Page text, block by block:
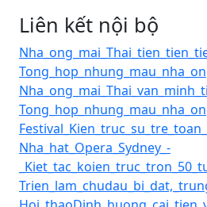
Liên kết nội bộ
Nha_hat_Opera_Sydney_-